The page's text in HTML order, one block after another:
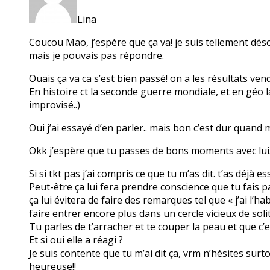
Lina
Coucou Mao, j’espère que ça va! je suis tellement
mais je pouvais pas répondre.
Ouais ça va ca s’est bien passé! on a les résultats
En histoire ct la seconde guerre mondiale, et en géo
improvisé..)
Oui j’ai essayé d’en parler.. mais bon c’est dur quand
Okk j’espère que tu passes de bons moments avec
Si si tkt pas j’ai compris ce que tu m’as dit. t’as déjà
Peut-être ça lui fera prendre conscience que tu fais
ça lui évitera de faire des remarques tel que « j’ai
faire entrer encore plus dans un cercle vicieux de
Tu parles de t’arracher et te couper la peau et que
Et si oui elle a réagi ?
Je suis contente que tu m’ai dit ça, vrm n’hésites
heureuse!!